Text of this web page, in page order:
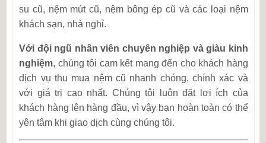
su cũ, nệm mút cũ, nệm bông ép cũ và các loại nệm
khách sạn, nhà nghỉ.
Với đội ngũ nhân viên chuyên nghiệp và giàu kinh
nghiệm, chúng tôi cam kết mang đến cho khách hàng
dịch vụ thu mua nệm cũ nhanh chóng, chính xác và
với giá trị cao nhất. Chúng tôi luôn đặt lợi ích của
khách hàng lên hàng đầu, vì vậy bạn hoàn toàn có thể
yên tâm khi giao dịch cùng chúng tôi.